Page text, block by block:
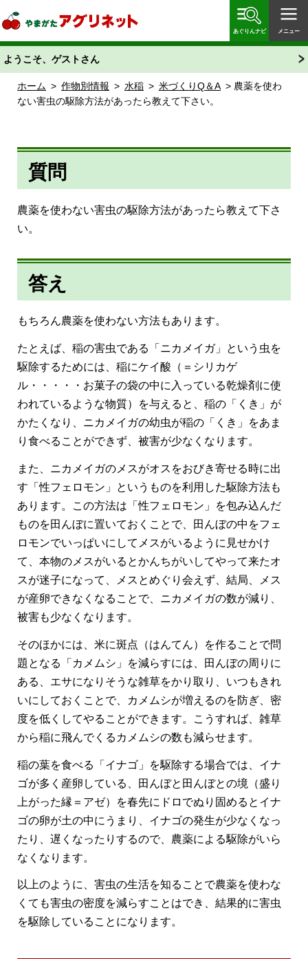
「あぐりん」
あぐりんナビ メニュー
ようこそ、ゲストさん
ホーム > 作物別情報 > 水稲 > 米づくりQ＆A > 農薬を使わ
ない害虫の駆除方法があったら教えて下さい。
質問
農薬を使わない害虫の駆除方法があったら教えて下さ
い。
答え
もちろん農薬を使わない方法もあります。
たとえば、稲の害虫である「ニカメイガ」という虫を
駆除するためには、稲にケイ酸（＝シリカゲ
ル・・・・・お菓子の袋の中に入っている乾燥剤に使
われているような物質）を与えると、稲の「くき」が
かたくなり、ニカメイガの幼虫が稲の「くき」をあま
り食べることができず、被害が少なくなります。
また、ニカメイガのメスがオスをおびき寄せる時に出
す「性フェロモン」というものを利用した駆除方法も
あります。この方法は「性フェロモン」を包み込んだ
ものを田んぼに置いておくことで、田んぼの中をフェ
ロモンでいっぱいにしてメスがいるように見せかけ
て、本物のメスがいるとかんちがいしてやって来たオ
スが迷子になって、メスとめぐり会えず、結局、メス
が産卵できなくなることで、ニカメイガの数が減り、
被害も少なくなります。
そのほかには、米に斑点（はんてん）を作ることで問
題となる「カメムシ」を減らすには、田んぼの周りに
ある、エサになりそうな雑草をかり取り、いつもきれ
いにしておくことで、カメムシが増えるのを防ぎ、密
度を低くしてやることができます。こうすれば、雑草
から稲に飛んでくるカメムシの数も減らせます。
稲の葉を食べる「イナゴ」を駆除する場合では、イナ
ゴが多く産卵している、田んぼと田んぼとの境（盛り
上がった縁＝アゼ）を春先にドロでぬり固めるとイナ
ゴの卵が土の中にうまり、イナゴの発生が少なくなっ
たり、遅くなったりするので、農薬による駆除がいら
なくなります。
以上のように、害虫の生活を知ることで農薬を使わな
くても害虫の密度を減らすことはでき、結果的に害虫
を駆除していることになります。